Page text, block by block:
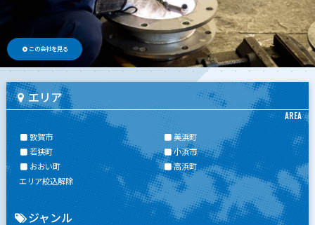
この会社を見る
エリア
AREA
敦賀市
美浜町
若狭町
小浜市
おおい町
高浜町
エリア絞込解除
ジャンル